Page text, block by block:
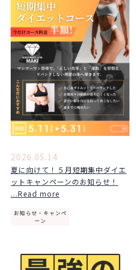
2026.05.14
夏に向けて！５月短期集中ダイエ
ットキャンペーンのお知らせ！
...Read more
お知らせ・キャンペ
ーン